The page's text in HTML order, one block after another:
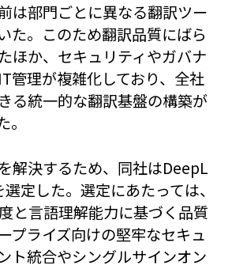
は部門ごとに異なる翻訳ツー
た。このため翻訳品質にばら
ほか、セキュリティやガバナ
管理が複雑化しており、全社
る統一的な翻訳基盤の構築が
解決するため、同社はDeepL
定した。選定にあたっては、
と言語理解能力に基づく品質
プライズ向けの堅牢なセキュ
ト統合やシングルサインオン